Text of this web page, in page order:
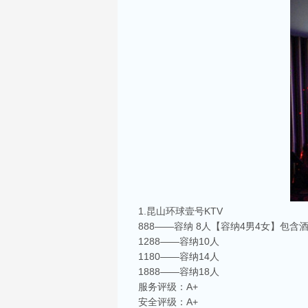
1.昆山环球壹号KTV
888——容纳 8人【容纳4男4女】包含
1288——容纳10人
1180——容纳14人
1888——容纳18人
服务评级：A+
安全评级：A+